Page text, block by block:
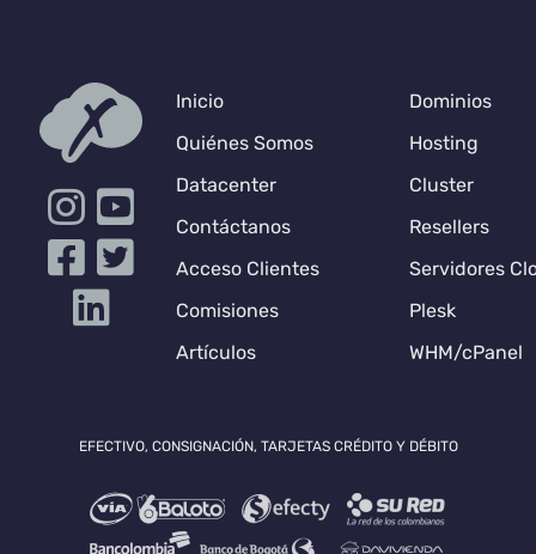
Inicio
Quiénes Somos
Datacenter
Contáctanos
Acceso Clientes
Comisiones
Artículos
Dominios
Hosting
Cluster
Resellers
Servidores
Plesk
WHM/cPanel
EFECTIVO, CONSIGNACIÓN, TARJETAS CRÉDITO Y DÉBITO